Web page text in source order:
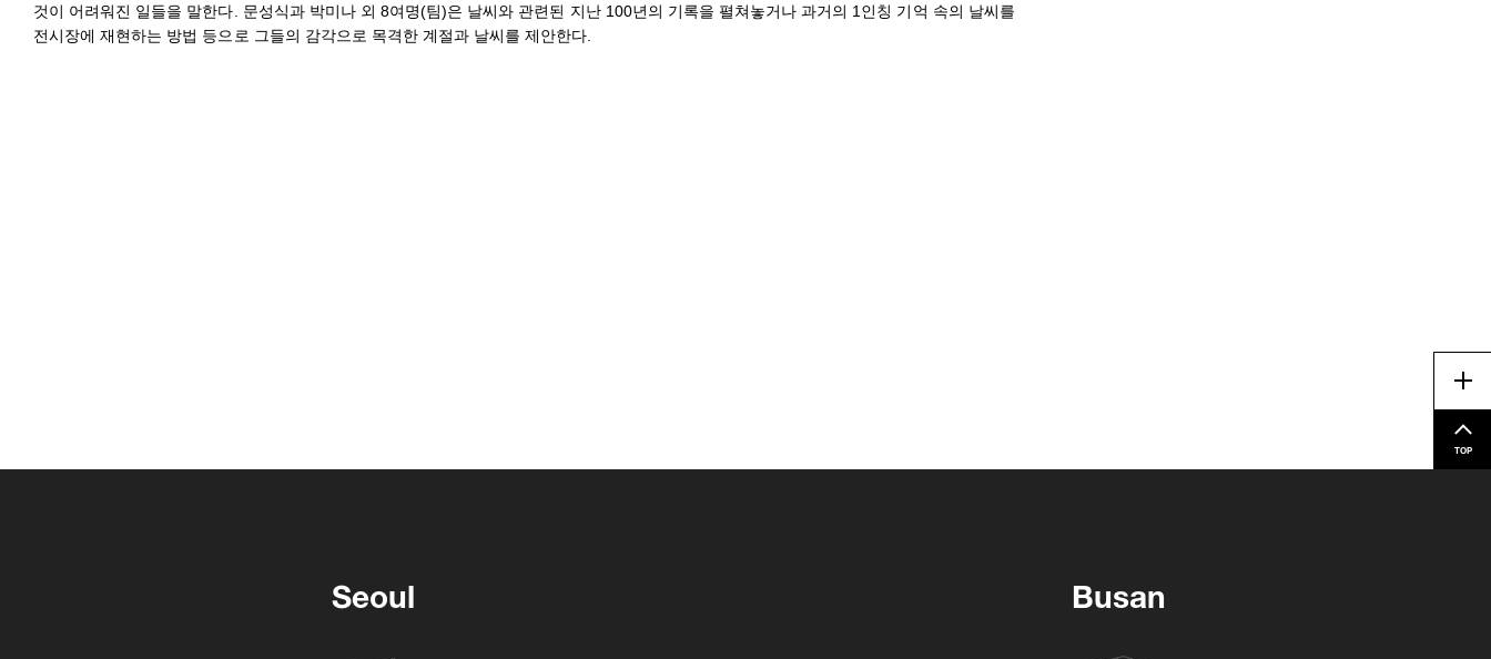
것이 어려워진 일들을 말한다. 문성식과 박미나 외 8여명(팀)은 날씨와 관련된 지난 100년의 기록을 펼쳐놓거나 과거의 1인칭 기억 속의 날씨를
전시장에 재현하는 방법 등으로 그들의 감각으로 목격한 계절과 날씨를 제안한다.
TOP
Seoul Busan